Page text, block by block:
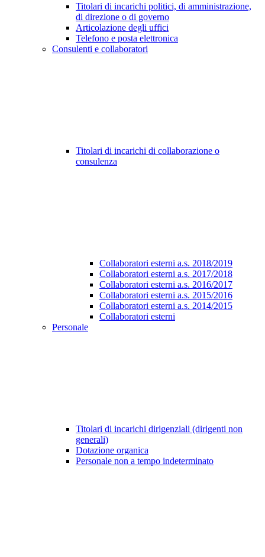
Titolari di incarichi politici, di amministrazione,
di direzione o di governo
Articolazione degli uffici
Telefono e posta elettronica
Consulenti e collaboratori
Titolari di incarichi di collaborazione o
consulenza
Collaboratori esterni a.s. 2018/2019
Collaboratori esterni a.s. 2017/2018
Collaboratori esterni a.s. 2016/2017
Collaboratori esterni a.s. 2015/2016
Collaboratori esterni a.s. 2014/2015
Collaboratori esterni
Personale
Titolari di incarichi dirigenziali (dirigenti non
generali)
Dotazione organica
Personale non a tempo indeterminato